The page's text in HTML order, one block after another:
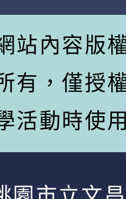
站內容版
有，僅授
活動時使